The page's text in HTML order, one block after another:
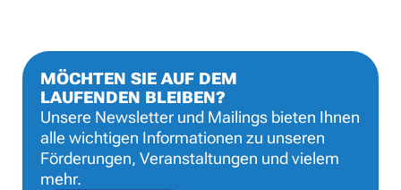
MÖCHTEN SIE AUF DEM
LAUFENDEN BLEIBEN?
Unsere Newsletter und Mailings bieten Ihnen
alle wichtigen Informationen zu unseren
Förderungen, Veranstaltungen und vielem
mehr.